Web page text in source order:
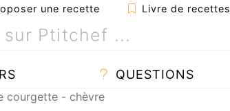
une recette Livre de recettes
QUESTIONS
courgette - chèvre